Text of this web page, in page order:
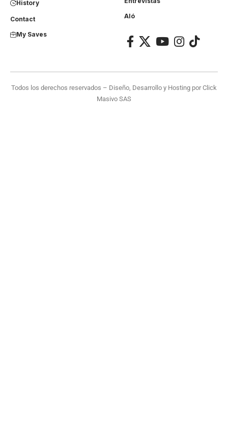
History
Contact
My Saves
Aló
Todos los derechos reservados – Diseño, Desarrollo y Hosting porClick
Masivo SAS